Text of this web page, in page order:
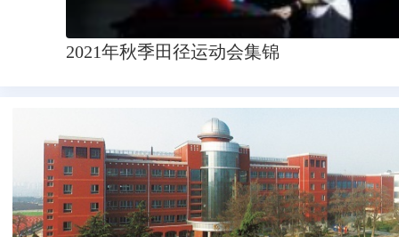
2021年秋季田径运动会集锦